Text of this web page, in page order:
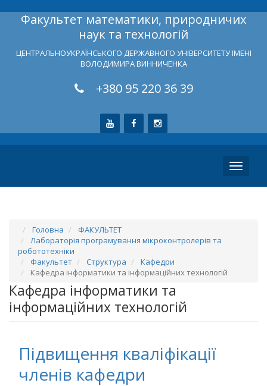
Факультет математики, природничих
наук та технологій
ЦЕНТРАЛЬНОУКРАЇНСЬКОГО ДЕРЖАВНОГО УНІВЕРСИТЕТУ ІМЕНІ
ВОЛОДИМИРА ВИННИЧЕНКА
+380 95 220 36 39
Toggle
Головна
ФАКУЛЬТЕТ
Лабораторія програмування мікроконтролерів та
робототехніки
Факультет
Структура
Кафедри
Кафедра інформатики та інформаційних технологій
Кафедра інформатики та
інформаційних технологій
Підвищення кваліфікації
членів кафедри